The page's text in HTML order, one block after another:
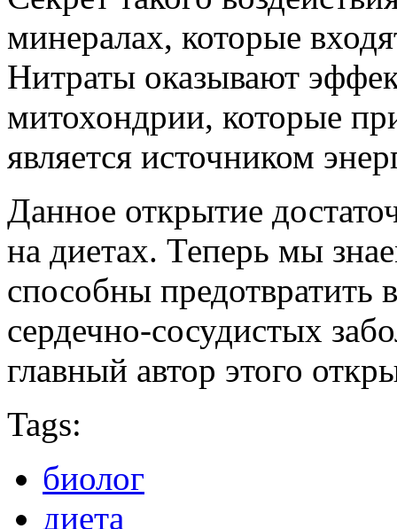
минералах, которые
Нитраты оказывают
митохондрии, которые
является источником
Данное открытие
на диетах. Теперь мы
способны предотвратить
сердечно-сосудистых
главный автор этого
Tags:
биолог
диета